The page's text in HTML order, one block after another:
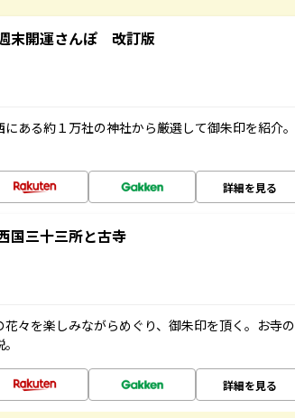
末開運さんぽ 改訂版
ある約１万社の神社から厳選して御朱印を紹介。
詳細を見る
三十三所と古寺
々を楽しみながらめぐり、御朱印を頂く。お寺の
詳細を見る